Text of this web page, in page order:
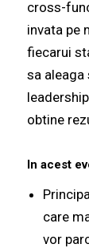
cross-
invata pe
fiecarui
sa
obtine
In acest
care
vor